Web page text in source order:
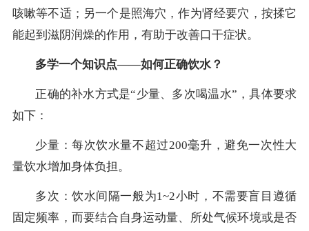
咳嗽等不适；另一个是照海穴，作为肾经要穴，按揉它
能起到滋阴润燥的作用，有助于改善口干症状。
多学一个知识点——如何正确饮水？
正确的补水方式是“少量、多次喝温水”，具体要求
如下：
少量：每次饮水量不超过200毫升，避免一次性大
量饮水增加身体负担。
多次：饮水间隔一般为1~2小时，不需要盲目遵循
固定频率，而要结合自身运动量、所处气候环境或是否